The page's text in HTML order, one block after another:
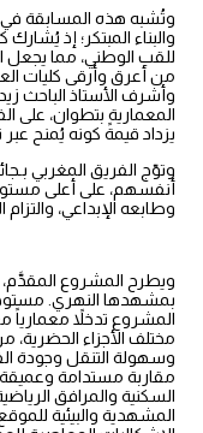
وتُشبه هذه المسابقة في
والبناء المبتكر؛ إذ
من أعرق وأرقى كليات
وأشرف الأستاذ الباحث
المعمارية بتطوان، على
يزداد قيمةً كونه يُمنح عبر تصويت الـ34
وتوّج الفريق المغربي
أنفسهم، على أعلى
وطابعه الإبداعي، والتزام
ويطرح المشروع المقدَّم،
بمشهدها النهري.
المشروع تدخلاً معمارياً
مختلف الأجزاء الحضرية،
وسهولة التنقل وجودة
مقاربة مستدامة وعميقة
السكنية والمرافق
المشهدية والبيئية